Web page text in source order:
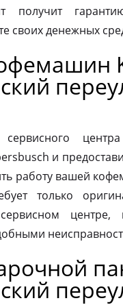
получит
своих денежных
и
работу вашей
только